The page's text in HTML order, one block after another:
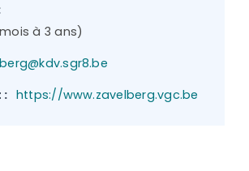
à 3 ans)
: https://www.zavelberg.vgc.be